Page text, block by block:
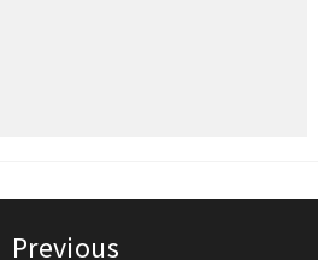
Previous